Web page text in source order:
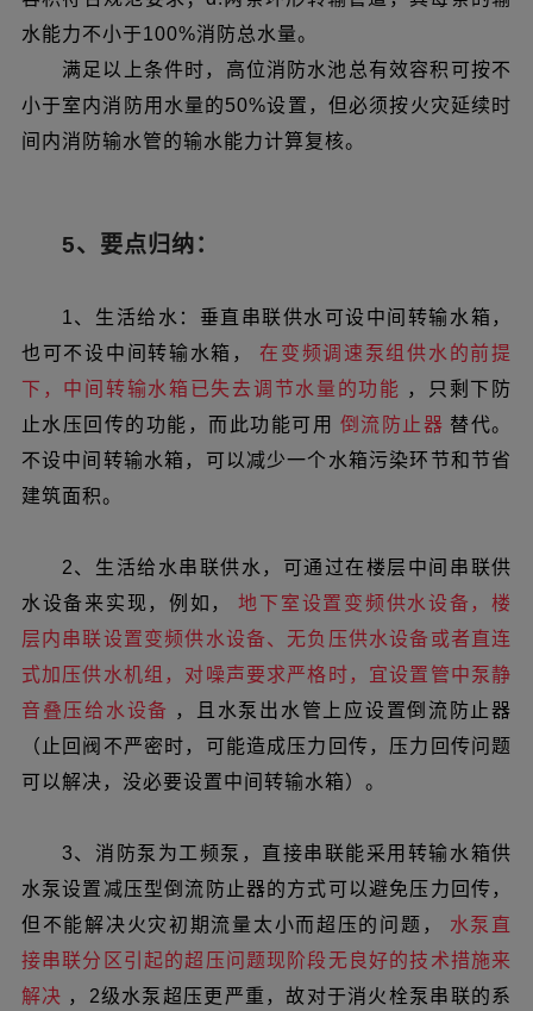
水能力不小于100%消防总水量。
满足以上条件时，高位消防水池总有效容积可按不
小于室内消防用水量的50%设置，但必须按火灾延续时
间内消防输水管的输水能力计算复核。
5、要点归纳：
1、生活给水：垂直串联供水可设中间转输水箱，
也可不设中间转输水箱，
在变频调速泵组供水的前提
下，中间转输水箱已失去调节水量的功能
，只剩下防
止水压回传的功能，而此功能可用 倒流防止器 替代。
不设中间转输水箱，可以减少一个水箱污染环节和节省
建筑面积。
2、生活给水串联供水，可通过在楼层中间串联供
水设备来实现，例如，
地下室设置变频供水设备，楼
层内串联设置变频供水设备、无负压供水设备或者直连
式加压供水机组，对噪声要求严格时，宜设置管中泵静
音叠压给水设备
，且水泵出水管上应设置倒流防止器
（止回阀不严密时，可能造成压力回传，压力回传问题
可以解决，没必要设置中间转输水箱）。
3、消防泵为工频泵，直接串联能采用转输水箱供
水泵设置减压型倒流防止器的方式可以避免压力回传，
但不能解决火灾初期流量太小而超压的问题，
水泵直
接串联分区引起的超压问题现阶段无良好的技术措施来
解决 ，2级水泵超压更严重，故对于消火栓泵串联的系